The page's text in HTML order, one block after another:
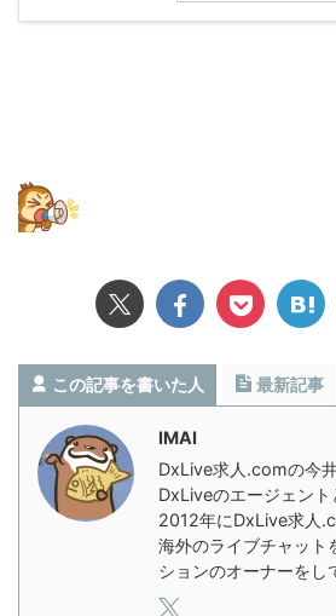
この記事を書いた人 最新記事
IMAI
DxLive求人.comの今
DxLiveのエージェン
2012年にDxLive求人
海外のライブチャット
ションのオーナーをし